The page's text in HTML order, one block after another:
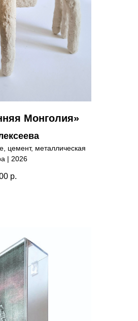
Монголия»
цемент, металлическая
| 2026
р.